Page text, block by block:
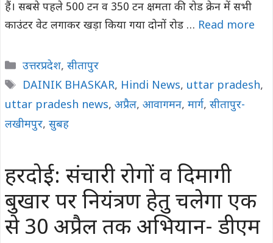
हैं। सबसे पहले 500 टन व 350 टन क्षमता की रोड क्रेन में सभी
काउंटर वेट लगाकर खड़ा किया गया दोनों रोड … Read more
Categories
उत्तरप्रदेश, सीतापुर
Tags
DAINIK BHASKAR, Hindi News, uttar pradesh,
uttar pradesh news, अप्रैल, आवागमन, मार्ग, सीतापुर-
लखीमपुर, सुबह
हरदोई: संचारी रोगों व दिमागी
बुखार पर नियंत्रण हेतु चलेगा एक
से 30 अप्रैल तक अभियान- डीएम